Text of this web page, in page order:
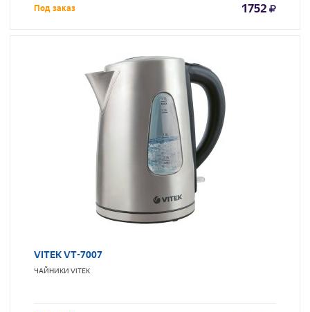
Под заказ 1752
VITEK VT-7007
ЧАЙНИКИ VITEK